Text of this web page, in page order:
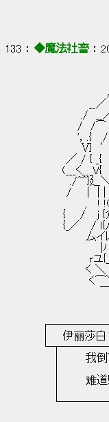
133 ： ◆魔法社畜 ：
}
/ 　}　　　
__／　／,.　
./　__／／　
/　/⌒ ′　　
'，.{ 　/　　　
Ⅵ　′　　　　
／ / { _{　　|
(___く__ V{　
./^^}廴＼N_{{
/　　|　| | j
, 　! !(　　
{ 　 / 　j {介s。
{_／ 　/ ｌ{/И/
厶イﾚ} 　 /　
|ハ∧i{ 　{
rユ{_￣辷
く ＼　/ {__
く⌒＼V / 　
￣⌒ｰ冖|＾
}/＼{　
{＼__ﾉ　
│　  伊
│　　　 我倒
│　　　 难道